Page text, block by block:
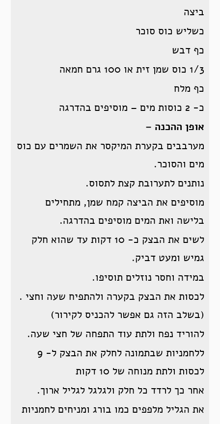
ביצה
כשליש כוס סוכר
כף דבש
1/3 כוס שמן זית או 100 גרם חמאה
כף מלח
כ- 2 כוסות מים – מוסיפים בהדרגה
אופן ההכנה –
מערבבים בקערת המיקסר את השמרים עם כוס
מים והסוכר.
נותנים לתערובת קצת לתסוס.
מוסיפים את הביצה קמח שמן, מתחילים
בלישה ואת המים מוסיפים בהדרגה.
לשים את הבצק כ- 10 דקות עד שהוא חלק
גמיש ומעט דביק.
במידה וחסר נוזלים תוסיפו.
לכסות את הבצק בקערה ולהתפיח שעה וחצי .
(בשלב הזה גם אפשר להכניס לקירור)
להוריד נפח ולתת עוד התפחה של חצי שעה.
ללחמניות שבתמונה לחלק את הבצק ל- 9
לכסות ולתת מנוחה של 10 דקות
אחר כך לרדד כל חלק ולגלגל לגליל ארוך.
את הגליל מלפפים כמו בורג ומניחים לחמניות